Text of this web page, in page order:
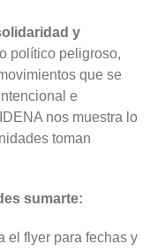
y
político peligroso,
que se
e
nos muestra lo
toman
sumarte:
el flyer para fechas y